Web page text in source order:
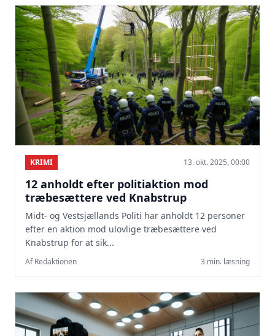
KRIMI 13. okt. 2025, 00:00
12 anholdt efter politiaktion mod
træbesættere ved Knabstrup
Midt- og Vestsjællands Politi har anholdt 12 personer
efter en aktion mod ulovlige træbesættere ved
Knabstrup for at sik...
Af Redaktionen 3 min. læsning